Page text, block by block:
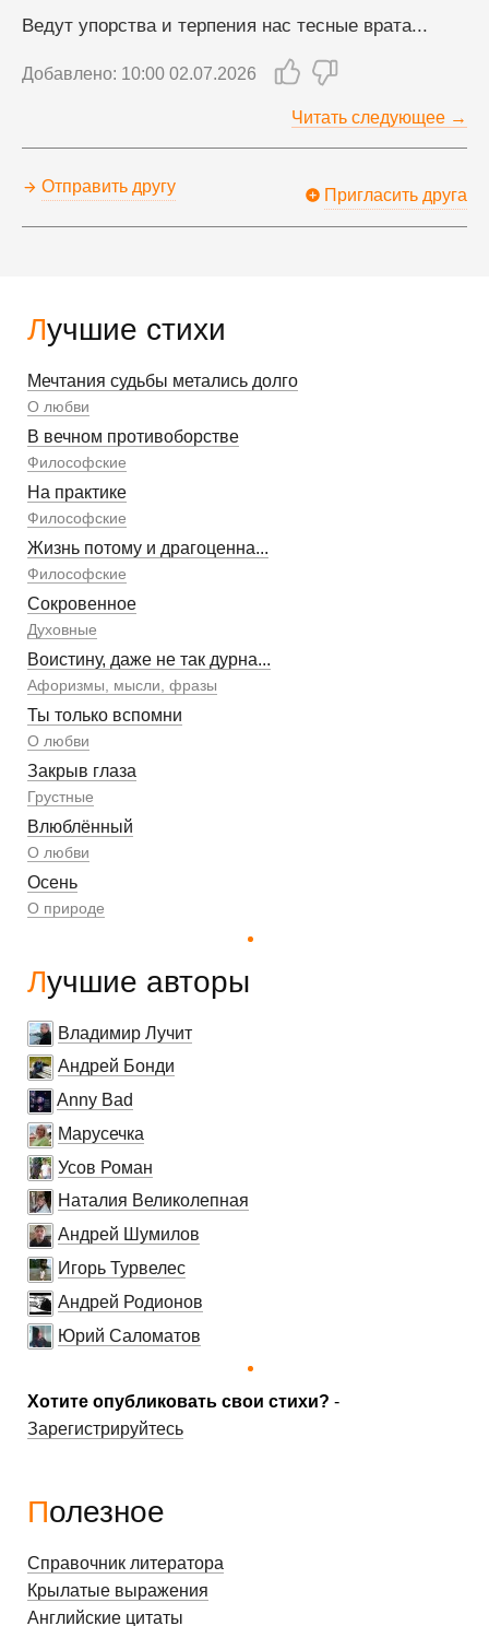
Лучшие стихи
Мечтания судьбы метались долго
О любви
В вечном противоборстве
Философские
На практике
Философские
Жизнь потому и драгоценна...
Философские
Сокровенное
Духовные
Воистину, даже не так дурна...
Афоризмы, мысли, фразы
Ты только вспомни
О любви
Закрыв глаза
Грустные
Влюблённый
О любви
Осень
О природе
Лучшие авторы
Владимир Лучит
Андрей Бонди
Anny Bad
Марусечка
Усов Роман
Наталия Великолепная
Андрей Шумилов
Игорь Турвелес
Андрей Родионов
Юрий Саломатов
Хотите опубликовать свои стихи? -
Зарегистрируйтесь
Ведут упорства и терпения нас тесные врата...
Добавлено: 10:00 02.07.2026
Читать следующее →
Отправить другу Пригласить друга
Полезное
Справочник литератора
Крылатые выражения
Английские цитаты